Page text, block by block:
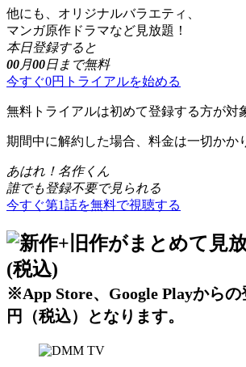
他にも、オリジナルバラエティ、
マンガ原作ドラマなど見放題！
本日登録すると
00月00日まで無料
今すぐ0円トライアルを始める
無料トライアルは初めて登録する方が対
期間中に解約した場合、料金は一切かか
あはれ！名作くん
誰でも登録不要で見られる
今すぐ第1話を無料で視聴する
※App Store、Google Playからの
円（税込）となります。